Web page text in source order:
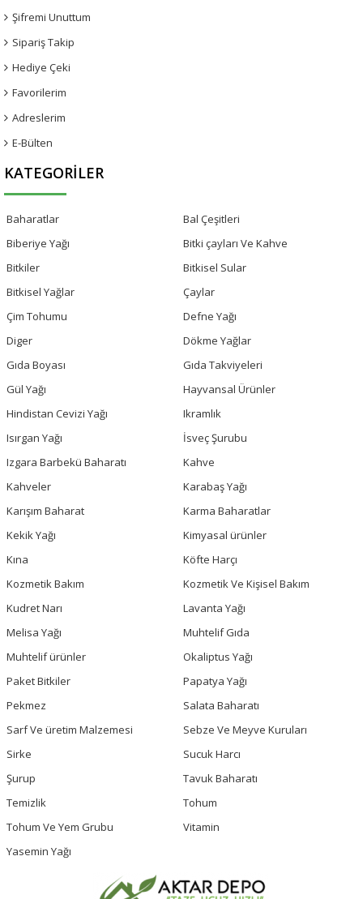
Şifremi Unuttum
Sipariş Takip
Hediye Çeki
Favorilerim
Adreslerim
E-Bülten
KATEGORILER
Baharatlar
Bal Çeşitleri
Biberiye Yağı
Bitki çayları Ve Kahve
Bitkiler
Bitkisel Sular
Bitkisel Yağlar
Çaylar
Çim Tohumu
Defne Yağı
Diger
Dökme Yağlar
Gıda Boyası
Gıda Takviyeleri
Gül Yağı
Hayvansal Ürünler
Hindistan Cevizi Yağı
Ikramlık
Isırgan Yağı
İsveç Şurubu
Izgara Barbekü Baharatı
Kahve
Kahveler
Karabaş Yağı
Karışım Baharat
Karma Baharatlar
Kekik Yağı
Kimyasal ürünler
Kına
Köfte Harçı
Kozmetik Bakım
Kozmetik Ve Kişisel Bakım
Kudret Narı
Lavanta Yağı
Melisa Yağı
Muhtelif Gıda
Muhtelif ürünler
Okaliptus Yağı
Paket Bitkiler
Papatya Yağı
Pekmez
Salata Baharatı
Sarf Ve üretim Malzemesi
Sebze Ve Meyve Kuruları
Sirke
Sucuk Harcı
Şurup
Tavuk Baharatı
Temizlik
Tohum
Tohum Ve Yem Grubu
Vitamin
Yasemin Yağı